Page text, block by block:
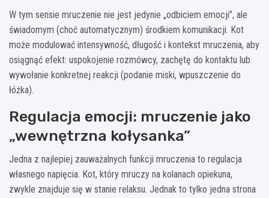
W tym sensie mruczenie nie jest jedynie „odbiciem emocji”, ale
świadomym (choć automatycznym) środkiem komunikacji. Kot
może modulować intensywność, długość i kontekst mruczenia, aby
osiągnąć efekt: uspokojenie rozmówcy, zachętę do kontaktu lub
wywołanie konkretnej reakcji (podanie miski, wpuszczenie do
łóżka).
Regulacja emocji: mruczenie jako
„wewnętrzna kołysanka”
Jedna z najlepiej zauważalnych funkcji mruczenia to regulacja
własnego napięcia. Kot, który mruczy na kolanach opiekuna,
zwykle znajduje się w stanie relaksu. Jednak to tylko jedna strona